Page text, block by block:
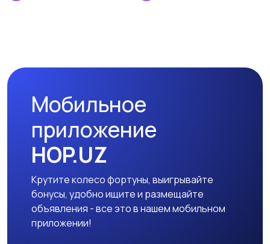
Мобильное
приложение
HOP.UZ
Крутите колесо фортуны, выигрывайте
бонусы, удобно ищите и размещайте
объявления - все это в нашем мобильном
приложении!